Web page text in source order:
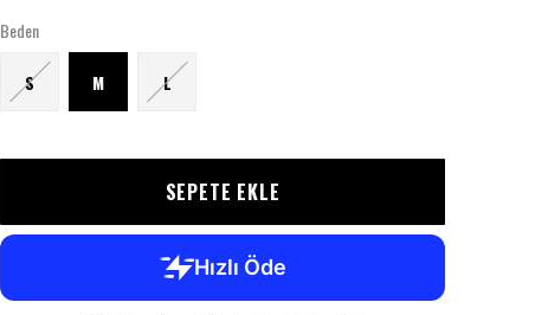
Beden
S M L
SEPETE EKLE